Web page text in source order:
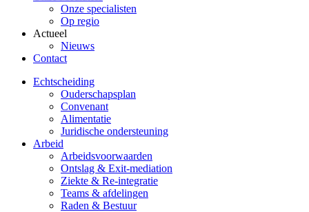
Onze specialisten
Op regio
Actueel
Nieuws
Contact
Echtscheiding
Ouderschapsplan
Convenant
Alimentatie
Juridische ondersteuning
Arbeid
Arbeidsvoorwaarden
Ontslag & Exit-mediation
Ziekte & Re-integratie
Teams & afdelingen
Raden & Bestuur